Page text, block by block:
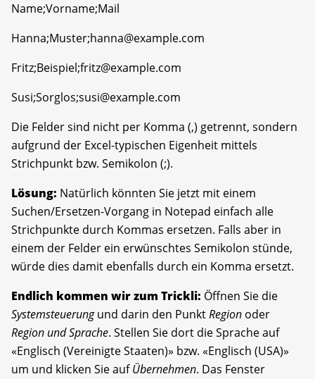
Name;Vorname;Mail
Hanna;Muster;hanna@example.com
Fritz;Beispiel;fritz@example.com
Susi;Sorglos;susi@example.com
Die Felder sind nicht per Komma (,) getrennt, sondern
aufgrund der Excel-typischen Eigenheit mittels
Strichpunkt bzw. Semikolon (;).
Lösung: Natürlich könnten Sie jetzt mit einem
Suchen/Ersetzen-Vorgang in Notepad einfach alle
Strichpunkte durch Kommas ersetzen. Falls aber in
einem der Felder ein erwünschtes Semikolon stünde,
würde dies damit ebenfalls durch ein Komma ersetzt.
Endlich kommen wir zum Trickli: Öffnen Sie die
Systemsteuerungund darin den PunktRegion oder
Region und Sprache. Stellen Sie dort die Sprache auf
«Englisch (Vereinigte Staaten)» bzw. «Englisch (USA)»
um und klicken Sie aufÜbernehmen. Das Fenster